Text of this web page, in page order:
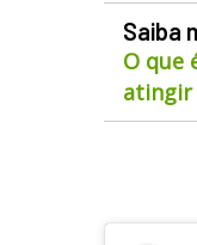
Saiba
O que
atingir